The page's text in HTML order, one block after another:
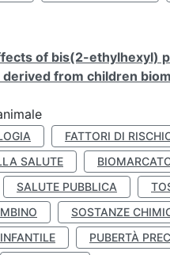
of bis(2-ethylhexyl)
from children
FATTORI DI
SALUTE
SALUTE PUBBLICA
SOSTANZE
PUBERTÀ